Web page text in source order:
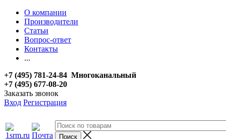
О компании
Производители
Статьи
Вопрос-ответ
Контакты
...
+7 (495) 781-24-84 Многоканальный
+7 (495) 677-08-20
Заказать звонок
Вход Регистрация